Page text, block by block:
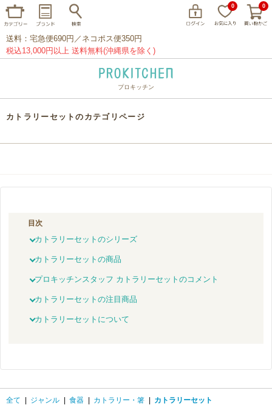
0 0
家事問屋 ウェック フライパン
プレート グラス カトラリー
送料：宅急便690円／ネコポス便350円
税込13,000円以上 送料無料(沖縄県を除く)
プロキッチン
カトラリーセットのカテゴリページ
目次
カトラリーセットのシリーズ
カトラリーセットの商品
プロキッチンスタッフ カトラリーセットのコメント
カトラリーセットの注目商品
カトラリーセットについて
全て | ジャンル | 食器 | カトラリー・箸 | カトラリーセット